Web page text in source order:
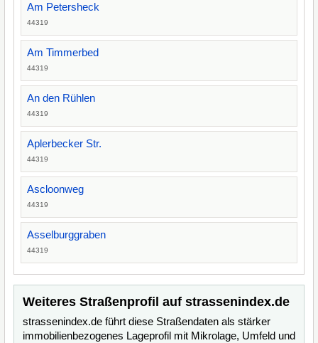
Am Petersheck
44319
Am Timmerbed
44319
An den Rühlen
44319
Aplerbecker Str.
44319
Ascloonweg
44319
Asselburggraben
44319
Weiteres Straßenprofil auf strassenindex.de
strassenindex.de führt diese Straßendaten als stärker
immobilienbezogenes Lageprofil mit Mikrolage, Umfeld und